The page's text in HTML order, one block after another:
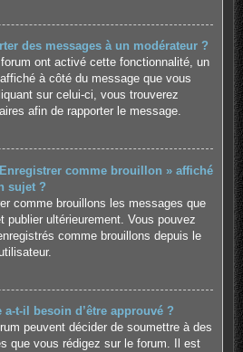
des messages à un modérateur ?
ont activé cette fonctionnalité, un
à côté du message que vous
sur celui-ci, vous trouverez
afin de rapporter le message.
comme brouillon » affiché
sujet ?
comme brouillons les messages que
publier ultérieurement. Vous pouvez
comme brouillons depuis le
t-il besoin d’être approuvé ?
peuvent décider de soumettre à des
que vous rédigez sur le forum. Il est